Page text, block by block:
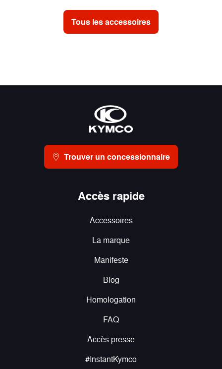
Tous les accessoires
Trouver un concessionnaire
Accès rapide
Accessoires
La marque
Manifeste
Blog
Homologation
FAQ
Accès presse
#InstantKymco